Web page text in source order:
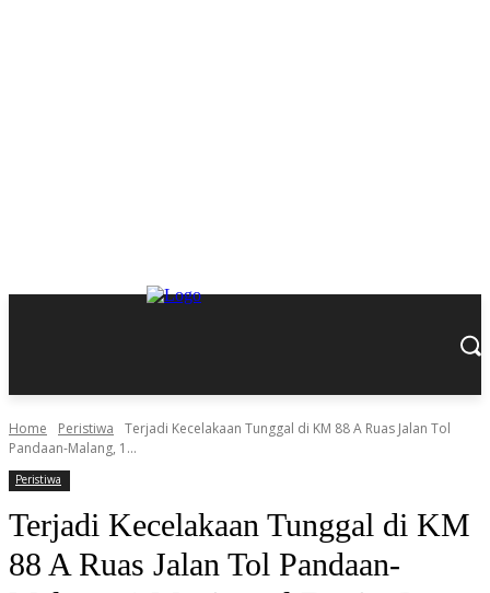
Home Peristiwa
Terjadi Kecelakaan Tunggal di KM 88 A Ruas Jalan Tol
Pandaan-Malang, 1...
Peristiwa
Terjadi Kecelakaan Tunggal di KM
88 A Ruas Jalan Tol Pandaan-